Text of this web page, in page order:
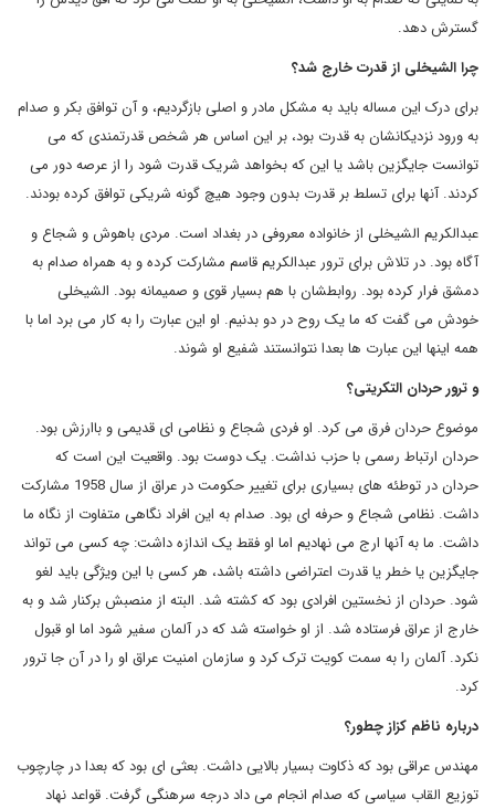
گسترش دهد.
چرا الشیخلی از قدرت خارج شد؟
برای درک این مساله باید به مشکل مادر و اصلی بازگردیم، و آن توافق بکر و صدام
به ورود نزدیکانشان به قدرت بود، بر این اساس هر شخص قدرتمندی که می
توانست جایگزین باشد یا این که بخواهد شریک قدرت شود را از عرصه دور می
کردند. آنها برای تسلط بر قدرت بدون وجود هیچ گونه شریکی توافق کرده بودند.
عبدالکریم الشیخلی از خانواده معروفی در بغداد است. مردی باهوش و شجاع و
آگاه بود. در تلاش برای ترور عبدالکریم قاسم مشارکت کرده و به همراه صدام به
دمشق فرار کرده بود. روابطشان با هم بسیار قوی و صمیمانه بود. الشیخلی
خودش می گفت که ما یک روح در دو بدنیم. او این عبارت را به کار می برد اما با
همه اینها این عبارت ها بعدا نتوانستند شفیع او شوند.
و ترور حردان التکریتی؟
موضوع حردان فرق می کرد. او فردی شجاع و نظامی ای قدیمی و باارزش بود.
حردان ارتباط رسمی با حزب نداشت. یک دوست بود. واقعیت این است که
حردان در توطئه های بسیاری برای تغییر حکومت در عراق از سال 1958 مشارکت
داشت. نظامی شجاع و حرفه ای بود. صدام به این افراد نگاهی متفاوت از نگاه ما
داشت. ما به آنها ارج می نهادیم اما او فقط یک اندازه داشت: چه کسی می تواند
جایگزین یا خطر یا قدرت اعتراضی داشته باشد، هر کسی با این ویژگی باید لغو
شود. حردان از نخستین افرادی بود که کشته شد. البته از منصبش برکنار شد و به
خارج از عراق فرستاده شد. از او خواسته شد که در آلمان سفیر شود اما او قبول
نکرد. آلمان را به سمت کویت ترک کرد و سازمان امنیت عراق او را در آن جا ترور
کرد.
درباره ناظم کزاز چطور؟
مهندس عراقی بود که ذکاوت بسیار بالایی داشت. بعثی ای بود که بعدا در چارچوب
توزیع القاب سیاسی که صدام انجام می داد درجه سرهنگی گرفت. قواعد نهاد